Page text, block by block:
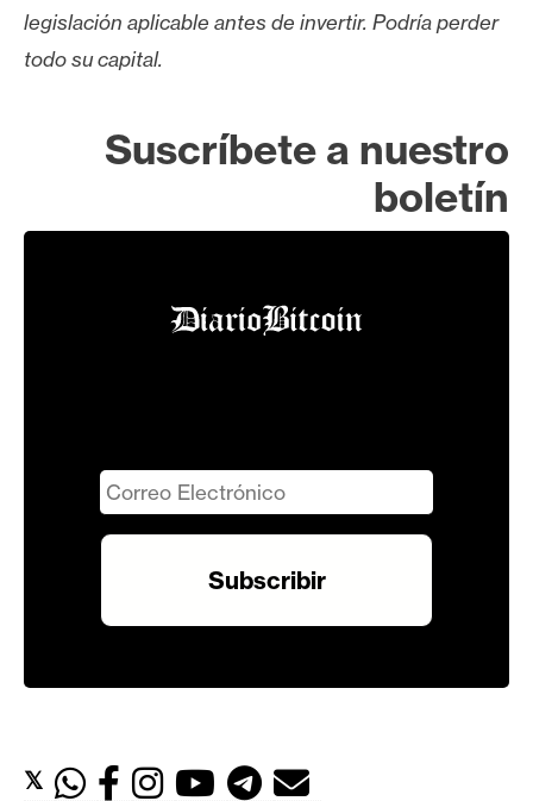
legislación aplicable antes de invertir. Podría perder
todo su capital.
Suscríbete a nuestro
boletín
𝕏